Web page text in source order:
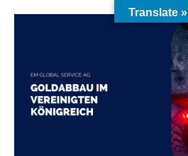
Translate »